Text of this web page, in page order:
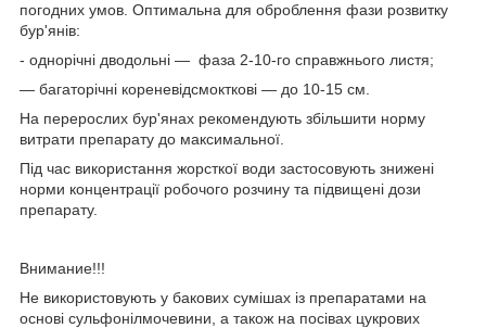
погодних умов. Оптимальна для оброблення фази розвитку
бур'янів:
- однорічні дводольні — фаза 2-10-го справжнього листя;
— багаторічні кореневідсмокткові — до 10-15 см.
На перерослих бур'янах рекомендують збільшити норму
витрати препарату до максимальної.
Під час використання жорсткої води застосовують знижені
норми концентрації робочого розчину та підвищені дози
препарату.
Внимание!!!
Не використовують у бакових сумішах із препаратами на
основі сульфонілмочевини, а також на посівах цукрових